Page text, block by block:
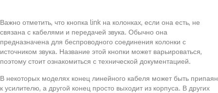
Важно отметить, что кнопка link на колонках, если она есть, не
связана с кабелями и передачей звука. Обычно она
предназначена для беспроводного соединения колонки с
источником звука. Название этой кнопки может варьироваться,
поэтому стоит ознакомиться с технической документацией.
В некоторых моделях конец линейного кабеля может быть припаян
к усилителю, а другой конец просто выходит из корпуса. В других